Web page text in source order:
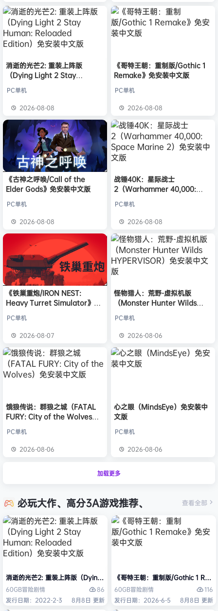
消逝的光芒2: 重装上阵版
（Dying Light 2 Stay
免安装中文版
PC单机
2026-08-08
《哥特王朝：重制版/Gothic 1
Remake》免安装中文版
PC单机
2026-08-08
《古神之呼唤/Call of the
Elder Gods》免安装中文版
PC单机
2026-08-08
战锤40K：星际战士
2（Warhammer 40,000:
版
PC单机
2026-08-08
《铁巢重炮/IRON NEST:
Heavy Turret Simulator》免
PC单机
2026-08-07
怪物猎人：荒野-虚拟机版
（Monster Hunter Wilds
PC单机
2026-08-06
饿狼传说：群狼之城（FATAL
FURY: City of the Wolves）
PC单机
2026-08-06
心之眼（MindsEye）免安装中
文版
PC单机
2026-08-06
加载更多
必玩大作、高分3A游戏推荐、 查看全部
消逝的光芒2: 重装上阵版（Dying Light 2 Stay Human: Reloaded
60GB冒险剧情
86
发行日期：2022-2-3
8月8日 更新
《哥特王朝：重制版/Gothic 1
60GB冒险剧情
116
发行日期：2026-6-5
8月8日 更新